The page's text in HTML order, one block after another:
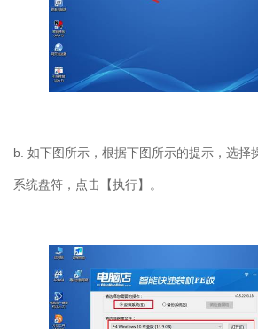
b. 如下图所示，根据下图所示的提示，选择
系统盘符，点击【执行】。